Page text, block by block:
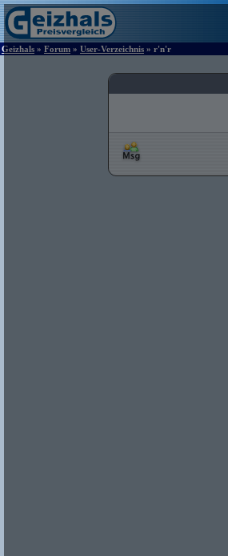
Geizhals » Forum » User-Verzeichnis » r'n'r